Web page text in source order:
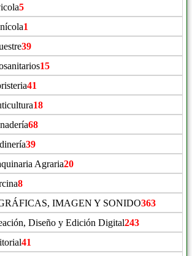
5
1
39
15
41
18
68
39
Agraria20
8
IMAGEN Y SONIDO363
Diseño y Edición Digital243
41